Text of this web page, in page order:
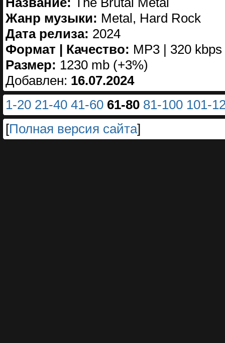
Жанр музыки: Metal, Hard Rock
Дата релиза: 2024
Формат | Качество: MP3 | 320 kbps
Размер: 1230 mb (+3%)
Добавлен: 16.07.2024
1-20 21-40 41-60 61-80 81-100 101-
[Полная версия сайта]